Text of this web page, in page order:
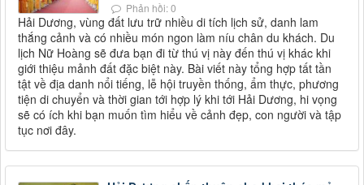
Phản hồi: 0
Hải Dương, vùng đất lưu trữ nhiều di tích lịch sử, danh lam
thắng cảnh và có nhiều món ngon làm níu chân du khách. Du
lịch Nữ Hoàng sẽ đưa bạn đi từ thú vị này đến thú vị khác khi
giới thiệu mảnh đất đặc biệt này. Bài viết này tổng hợp tất tần
tật về địa danh nổi tiếng, lễ hội truyền thống, ẩm thực, phương
tiện di chuyển và thời gian tới hợp lý khi tới Hải Dương, hi vọng
sẽ có ích khi bạn muốn tìm hiểu về cảnh đẹp, con người và tập
tục nơi đây.